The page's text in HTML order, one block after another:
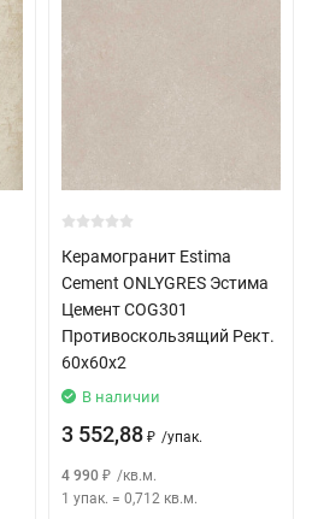
Керамогранит Estima
Cement ONLYGRES Эстима
Цемент COG301
Противоскользящий Рект.
60x60x2
В наличии
3 552,88 ₽ /упак.
4 990 ₽ /кв.м.
1 упак. = 0,712 кв.м.